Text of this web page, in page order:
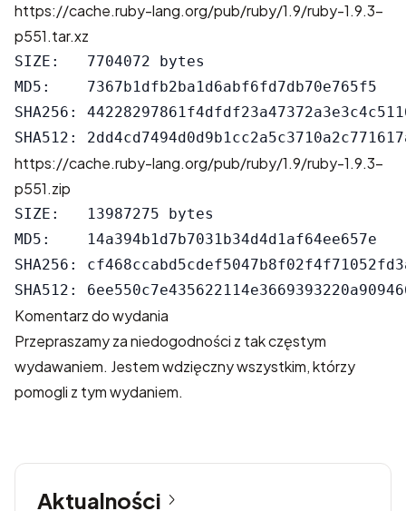
https://cache.ruby-lang.org/pub/ruby/1.9/ruby-1.9.3-
p551.tar.xz
SIZE:   7704072 bytes
MD5:    7367b1dfb2ba1d6abf6fd7db70e765f5
SHA256:
https://cache.ruby-lang.org/pub/ruby/1.9/ruby-1.9.3-
p551.zip
SIZE:   13987275 bytes
MD5:    14a394b1d7b7031b34d4d1af64ee657e
SHA256:
Komentarz do wydania
Przepraszamy za niedogodności z tak częstym
wydawaniem. Jestem wdzięczny wszystkim, którzy
pomogli z tym wydaniem.
Aktualności